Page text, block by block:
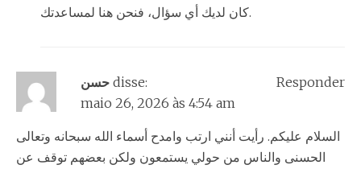
كان لديك أي سؤال، فنحن هنا لمساعدتك.
حسن disse:
maio 26, 2026 às 4:54 am
السلام عليكم. رأيت أنني ارتب وامدح أسماء الله سبحانه وتعالى
الحسنى والناس من حولي يستمعون ولكن بعضهم توقف عن
Responder